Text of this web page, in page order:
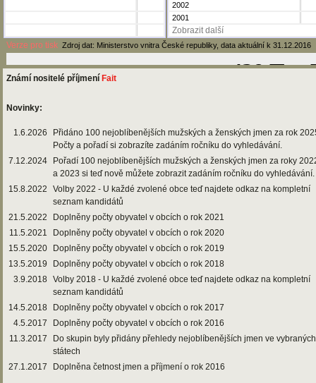
2002
2001
Zobrazit další
Verze pro tisk Zdroj dat: Ministerstvo vnitra České republiky, data aktuální k 31.12.2016
Známí nositelé příjmení Fait
Novinky:
1.6.2026
Přidáno 100 nejoblíbenějších mužských a ženských jmen za rok
Počty a pořadí si zobrazíte zadáním ročníku do vyhledávání.
7.12.2024
Pořadí 100 nejoblíbenějších mužských a ženských jmen za roky
a 2023 si teď nově můžete zobrazit zadáním ročníku do vyhledávání.
15.8.2022
Volby 2022 - U každé zvolené obce teď najdete odkaz na kompletní
seznam kandidátů
21.5.2022
Doplněny počty obyvatel v obcích o rok 2021
11.5.2021
Doplněny počty obyvatel v obcích o rok 2020
15.5.2020
Doplněny počty obyvatel v obcích o rok 2019
13.5.2019
Doplněny počty obyvatel v obcích o rok 2018
3.9.2018 Volby 2018 - U každé zvolené obce teď najdete odkaz na kompletní
seznam kandidátů
14.5.2018
Doplněny počty obyvatel v obcích o rok 2017
4.5.2017
Doplněny počty obyvatel v obcích o rok 2016
11.3.2017
Do skupin byly přidány přehledy nejoblíbenějších jmen ve vybraných
státech
27.1.2017
Doplněna četnost jmen a příjmení o rok 2016